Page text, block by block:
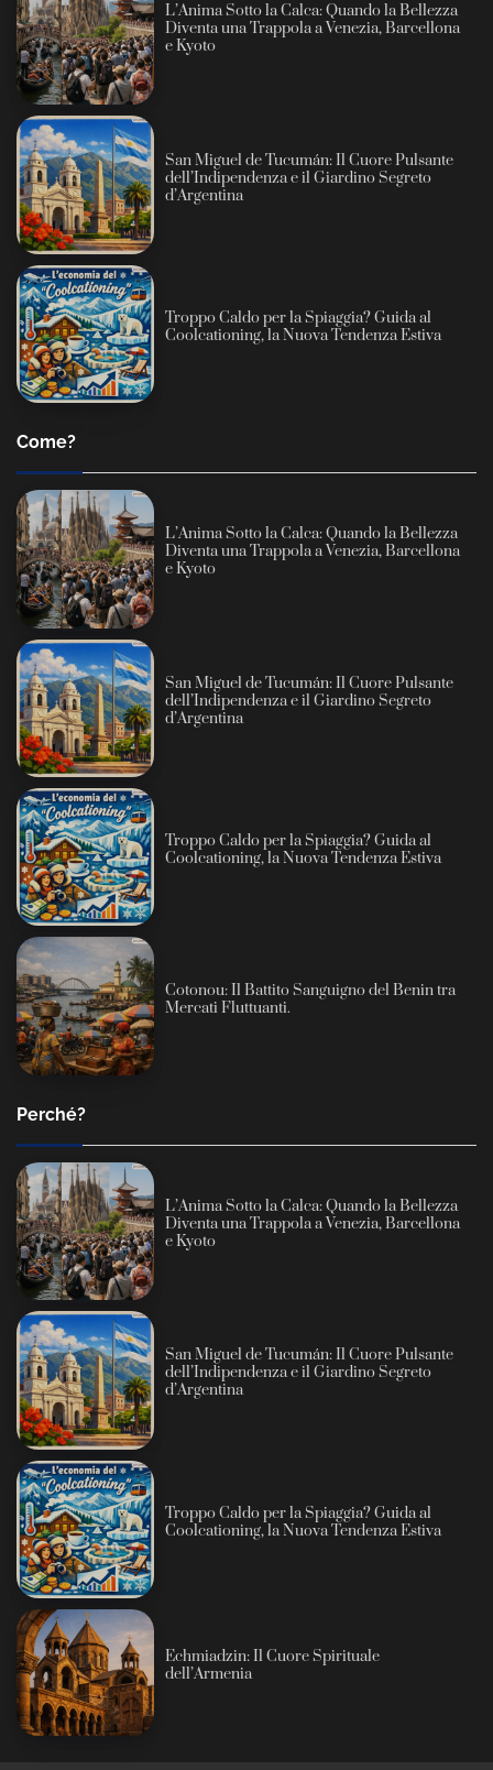
L’Anima Sotto la Calca: Quando la Bellezza
Diventa una Trappola a Venezia, Barcellona
e Kyoto
San Miguel de Tucumán: Il Cuore Pulsante
dell’Indipendenza e il Giardino Segreto
d’Argentina
Troppo Caldo per la Spiaggia? Guida al
Coolcationing, la Nuova Tendenza Estiva
Come?
L’Anima Sotto la Calca: Quando la Bellezza
Diventa una Trappola a Venezia, Barcellona
e Kyoto
San Miguel de Tucumán: Il Cuore Pulsante
dell’Indipendenza e il Giardino Segreto
d’Argentina
Troppo Caldo per la Spiaggia? Guida al
Coolcationing, la Nuova Tendenza Estiva
Cotonou: Il Battito Sanguigno del Benin tra
Mercati Fluttuanti.
Perché?
L’Anima Sotto la Calca: Quando la Bellezza
Diventa una Trappola a Venezia, Barcellona
e Kyoto
San Miguel de Tucumán: Il Cuore Pulsante
dell’Indipendenza e il Giardino Segreto
d’Argentina
Troppo Caldo per la Spiaggia? Guida al
Coolcationing, la Nuova Tendenza Estiva
Echmiadzin: Il Cuore Spirituale
dell’Armenia